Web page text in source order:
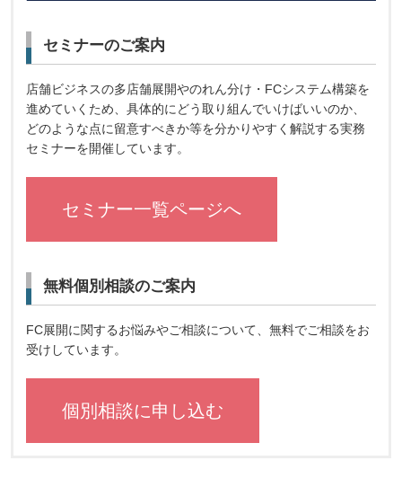
セミナーのご案内
店舗ビジネスの多店舗展開やのれん分け・FCシステム構築を
進めていくため、具体的にどう取り組んでいけばいいのか、
どのような点に留意すべきか等を分かりやすく解説する実務
セミナーを開催しています。
セミナー一覧ページへ
無料個別相談のご案内
FC展開に関するお悩みやご相談について、無料でご相談をお
受けしています。
個別相談に申し込む